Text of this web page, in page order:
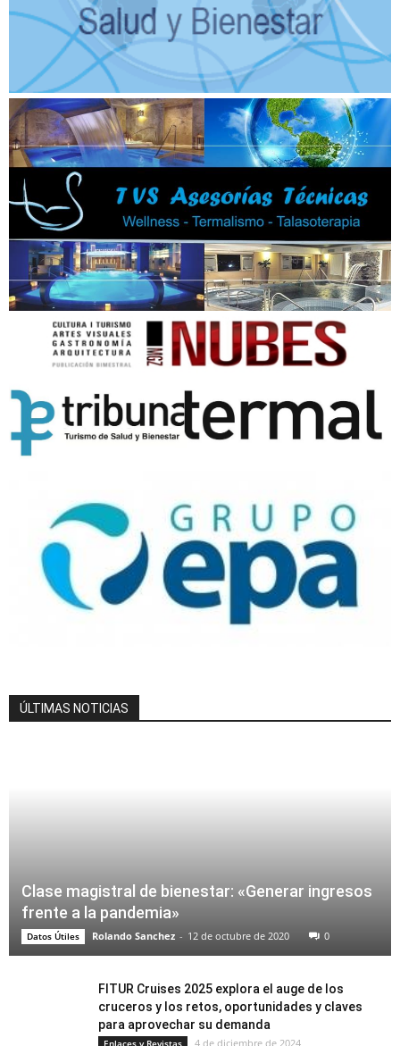
ÚLTIMAS NOTICIAS
Clase magistral de bienestar: «Generar ingresos
frente a la pandemia»
Datos Útiles Rolando Sanchez - 12 de octubre de 2020 0
FITUR Cruises 2025 explora el auge de los
cruceros y los retos, oportunidades y claves
para aprovechar su demanda
Enlaces y Revistas 4 de diciembre de 2024